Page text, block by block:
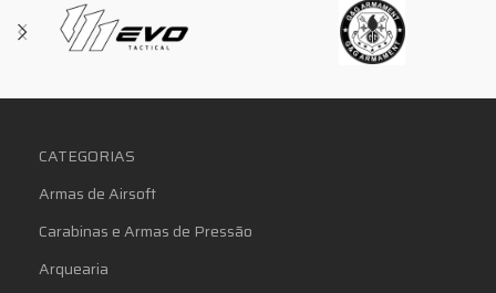
CATEGORIAS
Armas de Airsoft
Carabinas e Armas de Pressão
Arquearia